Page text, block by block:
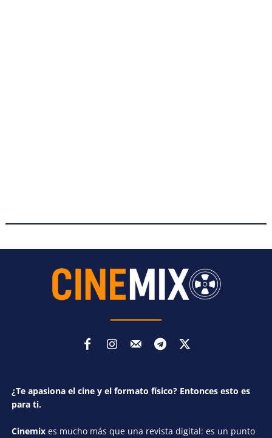
¿Te apasiona el cine y el formato físico? Entonces esto es
para ti.
Cinemix es mucho más que una revista digital: es un punto